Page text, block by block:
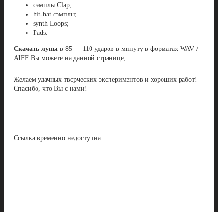
сэмплы Clap;
hit-hat сэмплы;
synth Loops;
Pads.
Скачать лупы в 85 — 110 ударов в минуту в форматах WAV /
AIFF Вы можете на данной странице;
Желаем удачных творческих экспериментов и хороших работ!
Спасибо, что Вы с нами!
Ссылка временно недоступна